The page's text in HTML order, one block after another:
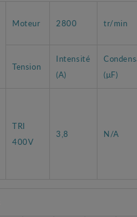
Moteur 2800 tr/min
Tension
Intensité
(A)
(µF)
TRI
400V
3,8 N/A